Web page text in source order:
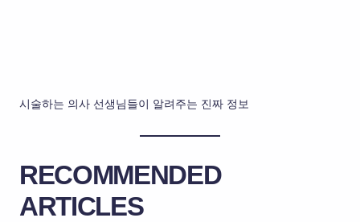
시술하는 의사 선생님들이 알려주는 진짜 정보
RECOMMENDED
ARTICLES